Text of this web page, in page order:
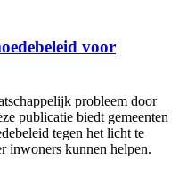
voor
probleem door
publicatie biedt gemeenten
tegen het licht te
inwoners kunnen helpen.